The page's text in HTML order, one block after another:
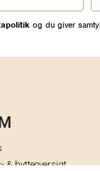
og du giver
& bytteoversigt